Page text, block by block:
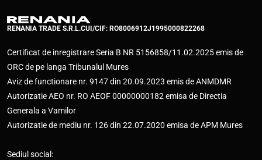
RENANIA TRADE S.R.L.CUI/CIF: RO8006912J1995000822268
Certificat de inregistrare Seria B NR 5156858/11.02.2025 emis de
ORC de pe langa Tribunalul Mures
Aviz de functionare nr. 9147 din 20.09.2023 emis de ANMDMR
Autorizatie AEO nr. RO AEOF 00000000182 emisa de Directia
Generala a Vamilor
Autorizatie de mediu nr. 126 din 22.07.2020 emisa de APM Mures
Sediul social: